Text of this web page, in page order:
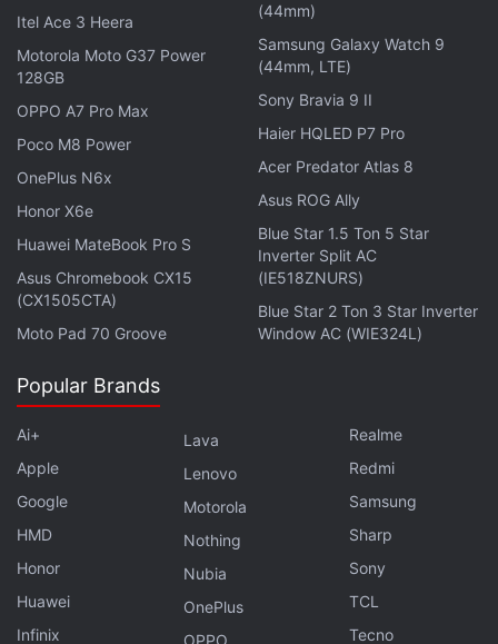
लेटेस्ट टेक न्यूज़ ,स्मार्टफोन रिव्यू और लोकप्रियमोबाइल पर मिलने वाले
एक्सक्लूसिव ऑफर के लिए गैजेट्स 360एंड्रॉयडऐप डाउनलोड करें और
ये भी पढ़े:,Keeway Keeway Motorcycles ,Keeway K300 N
Keeway K300 R
Itel Ace 3 Heera
Motorola Moto G37 Power
128GB
OPPO A7 Pro Max
Poco M8 Power
OnePlus N6x
Honor X6e
Huawei MateBook Pro S
Asus Chromebook CX15
(CX1505CTA)
Moto Pad 70 Groove
(44mm)
Samsung Galaxy Watch 9
(44mm, LTE)
Sony Bravia 9 II
Haier HQLED P7 Pro
Acer Predator Atlas 8
Asus ROG Ally
Blue Star 1.5 Ton 5 Star
Inverter Split AC
(IE518ZNURS)
Blue Star 2 Ton 3 Star Inverter
Window AC (WIE324L)
Popular Brands
Ai+
Apple
Google
HMD
Honor
Huawei
Infinix
Lava
Lenovo
Motorola
Nothing
Nubia
OnePlus
OPPO
Realme
Redmi
Samsung
Sharp
Sony
TCL
Tecno